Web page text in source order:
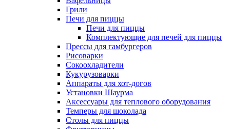
Грили
Печи для пиццы
Печи для пиццы
Комплектующие для печей для пиццы
Прессы для гамбургеров
Рисоварки
Сокоохладители
Кукурузоварки
Аппараты для хот-догов
Установки Шаурма
Аксессуары для теплового оборудования
Темперы для шоколада
Столы для пиццы